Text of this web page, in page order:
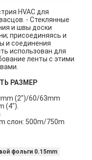
HVAC для
- Стеклянные
и швы доски
присоединяясь и
и соединения
использован для
ленты с этими
РАЗМЕР
(2")/60/63mm
(4").
слон: 500m/750m
фольги 0.15mm